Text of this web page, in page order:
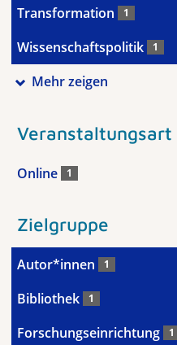
Transformation 1
Wissenschaftspolitik 1
Mehr zeigen
Veranstaltungsart
Online 1
Zielgruppe
Autor*innen 1
Bibliothek 1
Forschungseinrichtung 1